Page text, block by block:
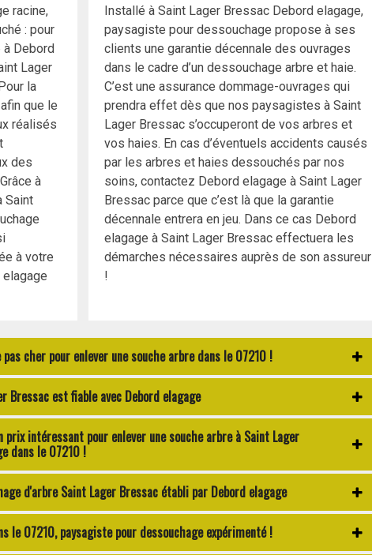
racine,
: pour
Debord
Lager
la
que le
réalisés
des
à
Saint
à votre
Installé à Saint Lager Bressac Debord elagage,
paysagiste pour dessouchage propose à ses
clients une garantie décennale des ouvrages
dans le cadre d’un dessouchage arbre et haie.
C’est une assurance dommage-ouvrages qui
prendra effet dès que nos paysagistes à Saint
Lager Bressac s’occuperont de vos arbres et
vos haies. En cas d’éventuels accidents causés
par les arbres et haies dessouchés par nos
soins, contactez Debord elagage à Saint Lager
Bressac parce que c’est là que la garantie
décennale entrera en jeu. Dans ce cas Debord
elagage à Saint Lager Bressac effectuera les
démarches nécessaires auprès de son assureur
!
cher pour enlever une souche arbre dans le 07210 !
Bressac est fiable avec Debord elagage
prix intéressant pour enlever une souche arbre à Saint Lager
dans le 07210 !
d'arbre Saint Lager Bressac établi par Debord elagage
le 07210, paysagiste pour dessouchage expérimenté !